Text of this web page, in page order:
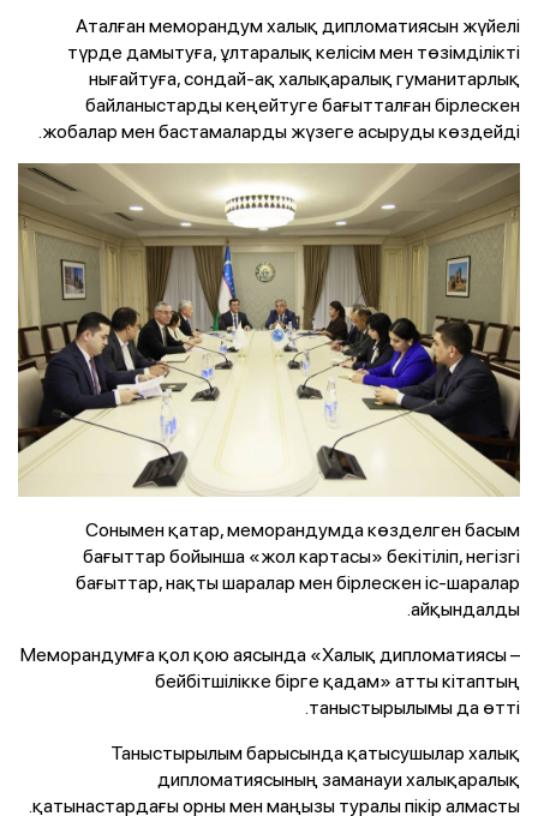
Аталған меморандум халық дипломатиясын жүйелі
түрде дамытуға, ұлтаралық келісім мен төзімділікті
нығайтуға, сондай-ақ халықаралық гуманитарлық
байланыстарды кеңейтуге бағытталған бірлескен
жобалар мен бастамаларды жүзеге асыруды көздейді.
Сонымен қатар, меморандумда көзделген басым
бағыттар бойынша «жол картасы» бекітіліп, негізгі
бағыттар, нақты шаралар мен бірлескен іс-шаралар
айқындалды.
Меморандумға қол қою аясында «Халық дипломатиясы –
бейбітшілікке бірге қадам» атты кітаптың
таныстырылымы да өтті.
Таныстырылым барысында қатысушылар халық
дипломатиясының заманауи халықаралық
қатынастардағы орны мен маңызы туралы пікір алмасты.